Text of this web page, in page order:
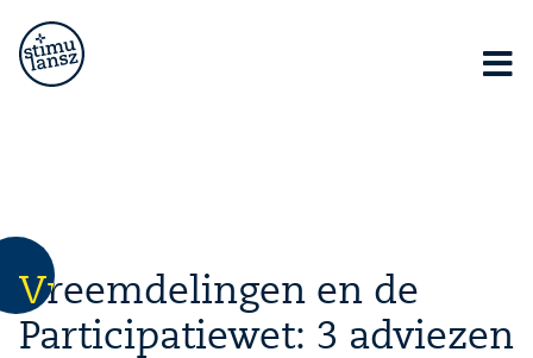
Ut elit tellus, luctus nec ullamcorper mattis, pulvinar
dapibus leo.
Vreemdelingen en de
Participatiewet: 3 adviezen